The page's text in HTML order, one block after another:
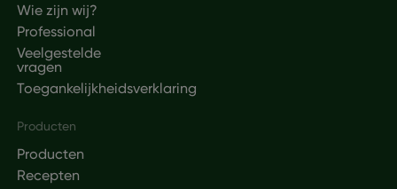
Wie zijn wij?
Professional
Veelgestelde
vragen
Toegankelijkheidsverklaring
Producten
Producten
Recepten